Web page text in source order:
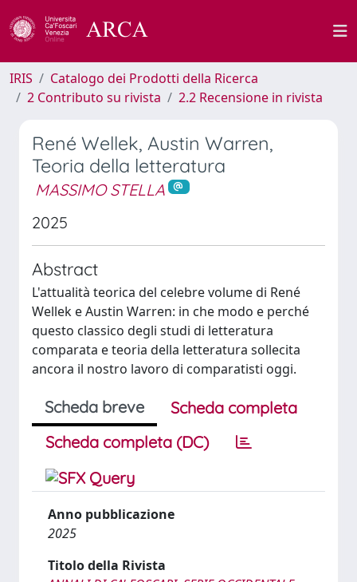
IRIS
Catalogo dei Prodotti della Ricerca
2 Contributo su rivista
2.2 Recensione in rivista
René Wellek, Austin Warren,
Teoria della letteratura
MASSIMO STELLA
2025
Abstract
L'attualità teorica del celebre volume di René
Wellek e Austin Warren: in che modo e perché
questo classico degli studi di letteratura
comparata e teoria della letteratura sollecita
ancora il nostro lavoro di comparatisti oggi.
Scheda breve
Scheda completa
Scheda completa (DC)
Anno pubblicazione
2025
Titolo della Rivista